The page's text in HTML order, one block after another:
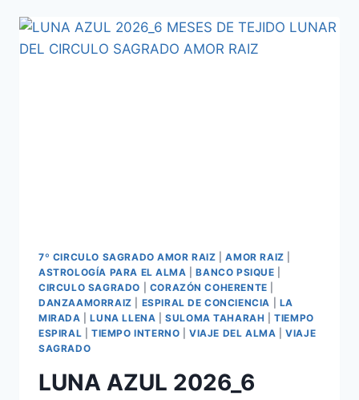
7º CIRCULO SAGRADO AMOR RAIZ |AMOR RAIZ
ASTROLOGÍA PARA EL ALMA |BANCO PSIQUE
CIRCULO SAGRADO
CORAZÓN COHERENTE
DANZAAMORRAIZ
ESPIRAL DE CONCIENCIA
LA
MIRADA |LUNA LLENA |SULOMA TAHARAH |TIEMPO
ESPIRAL
TIEMPO INTERNO |VIAJE DEL ALMA |VIAJE
SAGRADO
LUNA AZUL 2026_6